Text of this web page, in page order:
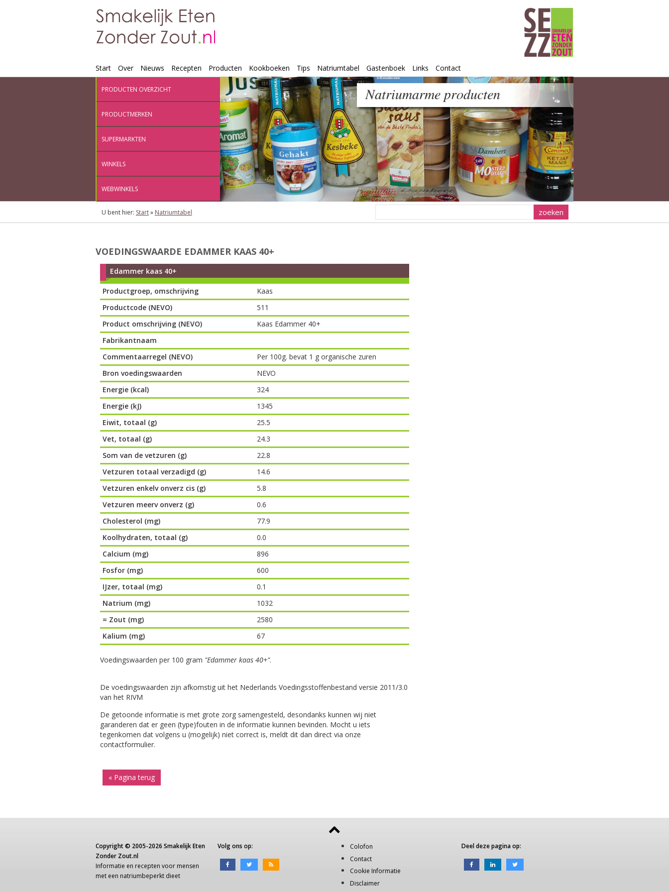
Start Over Nieuws Recepten Producten Kookboeken Tips Natriumtabel Gastenboek Links Contact
PRODUCTEN OVERZICHT
PRODUCTMERKEN
SUPERMARKTEN
WINKELS
WEBWINKELS
U bent hier: Start» Natriumtabel
VOEDINGSWAARDE EDAMMER KAAS 40+
Edammer kaas 40+
Productgroep, omschrijving
Kaas
Productcode (NEVO)
511
Product omschrijving (NEVO)
Kaas Edammer 40+
Fabrikantnaam
Commentaarregel (NEVO)
Per 100g. bevat 1 g organische zuren
Bron voedingswaarden
NEVO
Energie (kcal)
324
Energie (kJ)
1345
Eiwit, totaal (g)
25.5
Vet, totaal (g)
24.3
Som van de vetzuren (g)
22.8
Vetzuren totaal verzadigd (g)
14.6
Vetzuren enkelv onverz cis (g)
5.8
Vetzuren meerv onverz (g)
0.6
Cholesterol (mg)
77.9
Koolhydraten, totaal (g)
0.0
Calcium (mg)
896
Fosfor (mg)
600
IJzer, totaal (mg)
0.1
Natrium (mg)
1032
= Zout (mg)
2580
Kalium (mg)
67
Voedingswaarden per 100 gram "Edammer kaas 40+".
De voedingswaarden zijn afkomstig uit het Nederlands Voedingsstoffenbestand versie 2011/3.0
van het RIVM
De getoonde informatie is met grote zorg samengesteld, desondanks kunnen wij niet
garanderen dat er geen (type)fouten in de informatie kunnen bevinden. Mocht u iets
tegenkomen dat volgens u (mogelijk) niet correct is, meldt dit dan direct via onze
contactformulier.
« Pagina terug
Copyright © 2005-2026 Smakelijk Eten
Zonder Zout.nl
Informatie en recepten voor mensen
met een natriumbeperkt dieet
Volg ons op:
Colofon
Contact
Cookie Informatie
Disclaimer
Deel deze pagina op: